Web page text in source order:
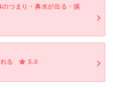
のつまり・鼻水が出る・痰
る
5.0